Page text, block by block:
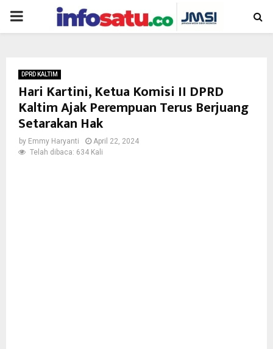
PRIMARY
DPRD KALTIM
Hari Kartini, Ketua Komisi II DPRD
Kaltim Ajak Perempuan Terus Berjuang
Setarakan Hak
by Emmy Haryanti
April 22, 2024
Telah dibaca: 634 Kali